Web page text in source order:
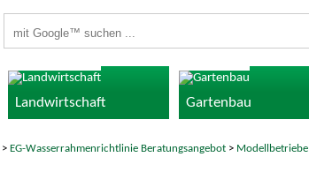
Landwirtschaft Gartenbau
> EG-Wasserrahmenrichtlinie Beratungsangebot > Modellbetriebe